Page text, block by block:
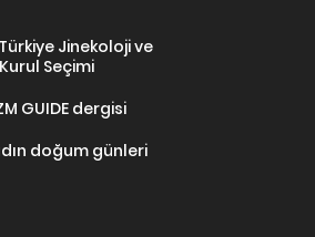
Jinekoloji ve
Seçimi
GUIDE dergisi
doğum günleri